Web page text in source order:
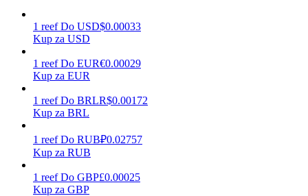
Zarabiać
Codziennie zdobywaj konkurencyjne nagrody
1 reef Do USD$0.00033
Kup za USD
1 reef Do EUR€0.00029
Kup za EUR
1 reef Do BRLR$0.00172
Kup za BRL
1 reef Do RUB₽0.02757
Kup za RUB
1 reef Do GBP£0.00025
Kup za GBP